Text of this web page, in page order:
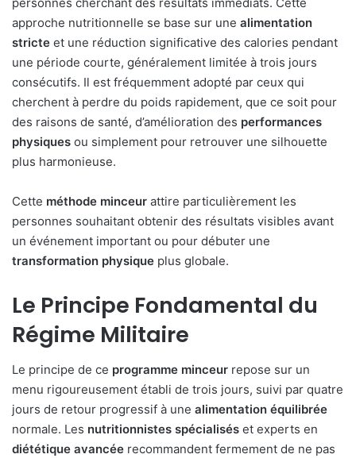
approche nutritionnelle se base sur une alimentation
stricte et une réduction significative des calories pendant
une période courte, généralement limitée à trois jours
consécutifs. Il est fréquemment adopté par ceux qui
cherchent à perdre du poids rapidement, que ce soit pour
des raisons de santé, d’amélioration des performances
physiques ou simplement pour retrouver une silhouette
plus harmonieuse.
Cette méthode minceur attire particulièrement les
personnes souhaitant obtenir des résultats visibles avant
un événement important ou pour débuter une
transformation physique plus globale.
Le Principe Fondamental du
Régime Militaire
Le principe de ce programme minceur repose sur un
menu rigoureusement établi de trois jours, suivi par quatre
jours de retour progressif à une alimentation équilibrée
normale. Les nutritionnistes spécialisés et experts en
diététique avancée recommandent fermement de ne pas